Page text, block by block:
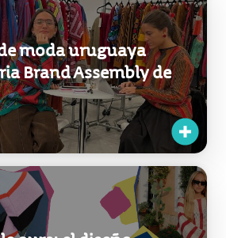
moda uruguaya
Brand Assembly de